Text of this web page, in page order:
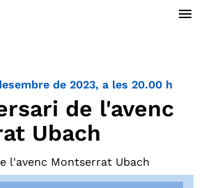
menu
de 2023, a les 20.00 h
de l'avenc
Ubach